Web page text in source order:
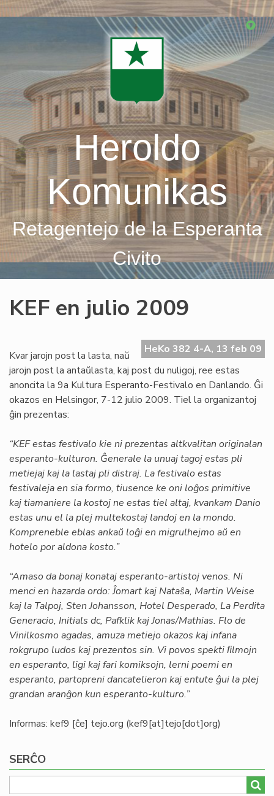
Skip
Heroldo
Komunikas
Retagentejo de la Esperanta
Civito
KEF en julio 2009
HeKo 382 4-A, 13 feb 09
Kvar jarojn post la lasta, naŭ
jarojn post la antaŭlasta, kaj post du nuligoj, ree estas
anoncita la 9a Kultura Esperanto-Festivalo en Danlando. Ĝi
okazos en Helsingor, 7-12 julio 2009. Tiel la organizantoj
ĝin prezentas:
“KEF estas festivalo kie ni prezentas altkvalitan originalan
esperanto-kulturon. Ĝenerale la unuaj tagoj estas pli
metiejaj kaj la lastaj pli distraj. La festivalo estas
festivaleja en sia formo, tiusence ke oni loĝos primitive
kaj tiamaniere la kostoj ne estas tiel altaj, kvankam Danio
estas unu el la plej multekostaj landoj en la mondo.
Kompreneble eblas ankaŭ loĝi en migrulhejmo aŭ en
hotelo por aldona kosto.”
“Amaso da bonaj konataj esperanto-artistoj venos. Ni
menci en hazarda ordo: Ĵomart kaj Nataŝa, Martin Weise
kaj la Talpoj, Sten Johansson, Hotel Desperado, La Perdita
Generacio, Initials dc, Pafklik kaj Jonas/Mathias. Flo de
Vinilkosmo agadas, amuza metiejo okazos kaj infana
rokgrupo ludos kaj prezentos sin. Vi povos spekti ﬁlmojn
en esperanto, ligi kaj fari komiksojn, lerni poemi en
esperanto, partopreni dancatelieron kaj entute ĝui la plej
grandan aranĝon kun esperanto-kulturo.”
Informas: kef9 [ĉe] tejo.org (kef9[at]tejo[dot]org)
SERĈO